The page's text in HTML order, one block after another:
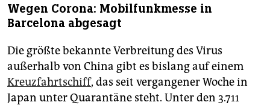
Wegen Corona: Mobilfunkmesse in
Barcelona abgesagt
Die größte bekannte Verbreitung des Virus
außerhalb von China gibt es bislang auf einem
Kreuzfahrtschiff, das seit vergangener Woche in
Japan unter Quarantäne steht. Unter den 3.711